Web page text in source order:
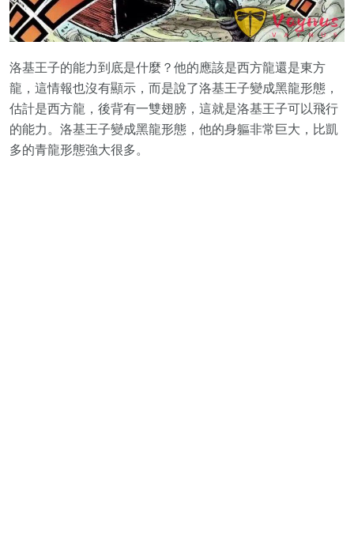
洛基王子的能力到底是什麼？他的應該是西方龍還是東方
龍，這情報也沒有顯示，而是說了洛基王子變成黑龍形態，
估計是西方龍，後背有一雙翅膀，這就是洛基王子可以飛行
的能力。洛基王子變成黑龍形態，他的身軀非常巨大，比凱
多的青龍形態強大很多。